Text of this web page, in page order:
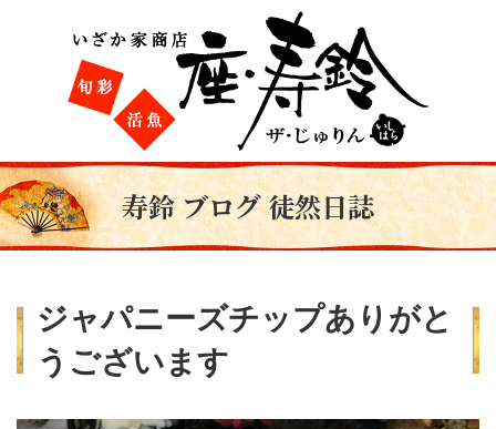
寿鈴 ブログ 徒然日誌
ジャパニーズチップありがと
うございます